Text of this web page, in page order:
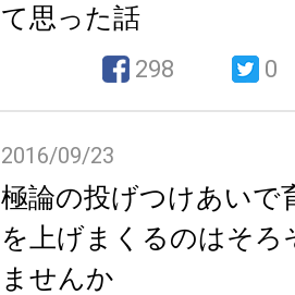
て思った話
298 0
2016/09/23
極論の投げつけあいで
を上げまくるのはそろ
ませんか